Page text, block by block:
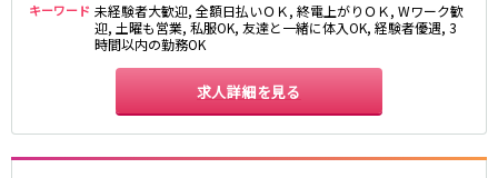
キーワード 未経験者大歓迎, 全額日払いＯＫ, 終電上がりＯＫ, Wワーク歓
迎, 土曜も営業, 私服OK, 友達と一緒に体入OK, 経験者優遇, 3
時間以内の勤務OK
求人詳細を見る
名鉄河和線
JR東海道本線(岐阜～美濃赤坂・米原)
岐阜駅